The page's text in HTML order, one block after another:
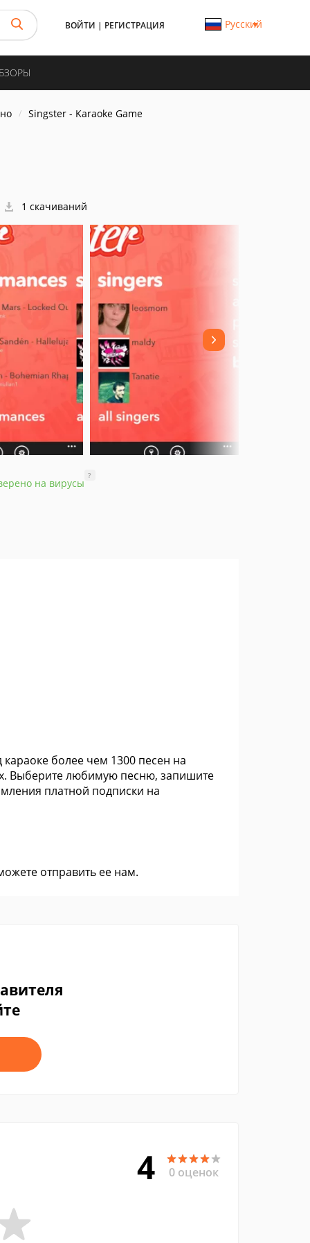
ВОЙТИ | РЕГИСТРАЦИЯ Русский
Singster - Karaoke Game
1 скачиваний
на вирусы
?
более чем 1300 песен на
Выберите любимую песню, запишите
платной подписки на
отправить ее нам.
4 0 оценок